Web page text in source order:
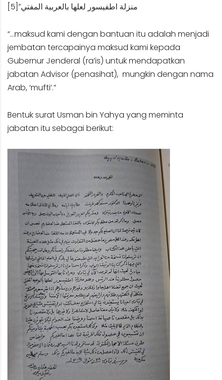
منزلة اطفيسور لعلها بالعربية المفتي”
“…maksud kami dengan bantuan itu adalah menjadi
jembatan tercapainya maksud kami kepada
Gubernur Jenderal (ra’is) untuk mendapatkan
jabatan Advisor (penasihat), mungkin dengan nama
Arab, ‘mufti’.”
Bentuk surat Usman bin Yahya yang meminta
jabatan itu sebagai berikut: